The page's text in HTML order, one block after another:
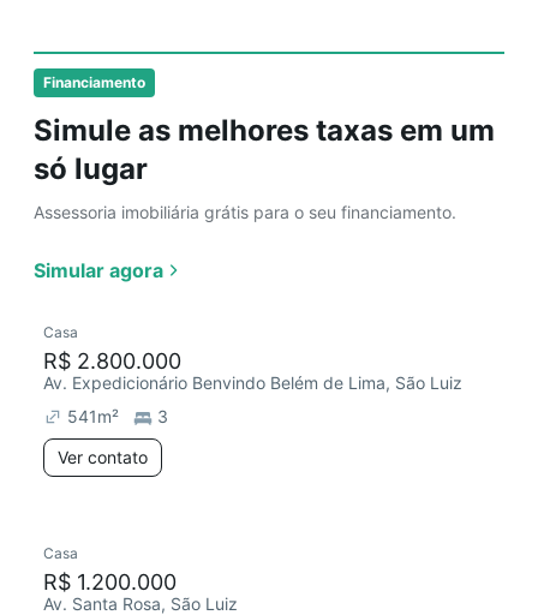
Financiamento
Simule as melhores taxas em um
só lugar
Assessoria imobiliária grátis para o seu financiamento.
Simular agora
Casa
R$ 2.800.000
Av. Expedicionário Benvindo Belém de Lima, São Luiz
541m²
3
Ver contato
Casa
R$ 1.200.000
Av. Santa Rosa, São Luiz